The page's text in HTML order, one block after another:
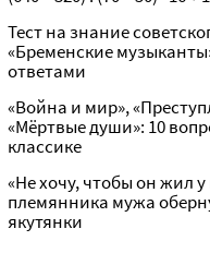
Тест на знание
«Бременские
ответами
«Война и мир»,
«Мёртвые души»: 10
классике
«Не хочу, чтобы он жил
племянника мужа
якутянки